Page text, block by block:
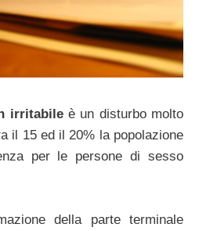
irritabileè un disturbo molto
il 15 ed il 20% la popolazione
per le persone di sesso
della parte terminale